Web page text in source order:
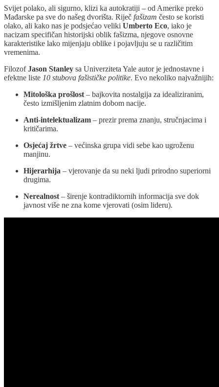
Svijet polako, ali sigurno, klizi ka autokratiji – od Amerike preko
Mađarske pa sve do našeg dvorišta. Riječ fašizam često se koristi
olako, ali kako nas je podsjećao veliki Umberto Eco, iako je
nacizam specifičan historijski oblik fašizma, njegove osnovne
karakteristike lako mijenjaju oblike i pojavljuju se u različitim
vremenima.
FilozofJason Stanley sa Univerziteta Yale autor je jednostavne i
efektne liste 10 stubova fašističke politike. Evo nekoliko najvažnijih:
Mitološka prošlost – bajkovita nostalgija za idealiziranim,
često izmišljenim zlatnim dobom nacije.
Anti-intelektualizam – prezir prema znanju, stručnjacima i
kritičarima.
Osjećaj žrtve – većinska grupa vidi sebe kao ugroženu
manjinu.
Hijerarhija – vjerovanje da su neki ljudi prirodno superiorni
drugima.
Nerealnost – širenje kontradiktornih informacija sve dok
javnost više ne zna kome vjerovati (osim lideru).